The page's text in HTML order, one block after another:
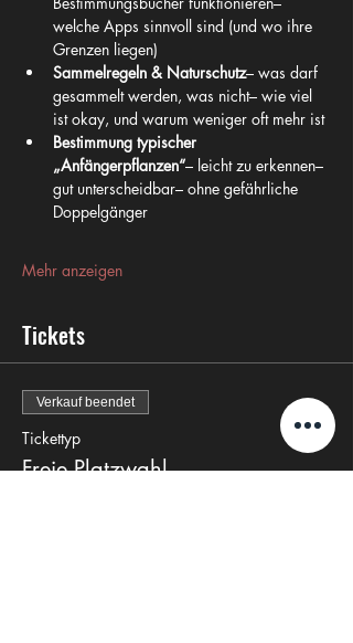
welche Apps sinnvoll sind (und wo ihre
Grenzen liegen)
Sammelregeln & Naturschutz– was darf
gesammelt werden, was nicht– wie viel
ist okay, und warum weniger oft mehr ist
Bestimmung typischer
„Anfängerpflanzen“– leicht zu erkennen–
gut unterscheidbar– ohne gefährliche
Doppelgänger
Mehr anzeigen
Tickets
Verkauf beendet
Tickettyp
Freie Platzwahl